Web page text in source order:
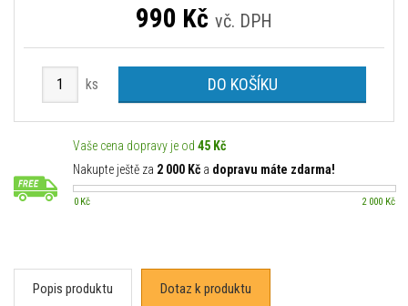
990 Kč vč. DPH
ks DO KOŠÍKU
Vaše cena dopravy je od 45 Kč
Nakupte ještě za 2 000 Kč a dopravu máte zdarma!
0 Kč 2 000 Kč
Popis produktu Dotaz k produktu